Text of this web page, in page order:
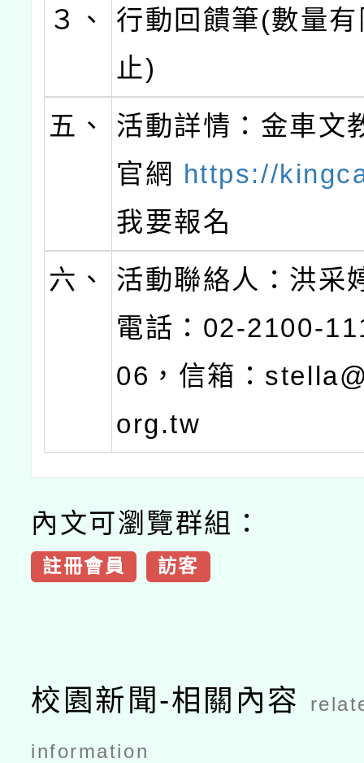
３、
行動回饋筆(數量
止)
五、
活動詳情：金車文
官網 https://
我要報名
六、
活動聯絡人：洪采
電話：02-2100-
06，信箱：
org.tw
內文可瀏覽群組：
註冊會員 訪客
校園新聞-相關內容
information